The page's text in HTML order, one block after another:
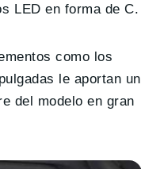
LED en forma de C.
como los
le aportan un
del modelo en gran